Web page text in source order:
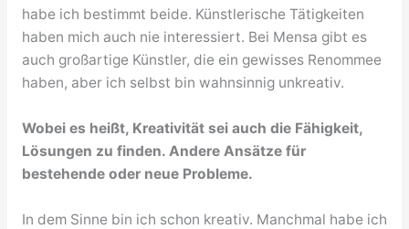
habe ich bestimmt beide. Künstlerische Tätigkeiten
haben mich auch nie interessiert. Bei Mensa gibt es
auch großartige Künstler, die ein gewisses Renommee
haben, aber ich selbst bin wahnsinnig unkreativ.
Wobei es heißt, Kreativität sei auch die Fähigkeit,
Lösungen zu finden. Andere Ansätze für
bestehende oder neue Probleme.
In dem Sinne bin ich schon kreativ. Manchmal habe ich